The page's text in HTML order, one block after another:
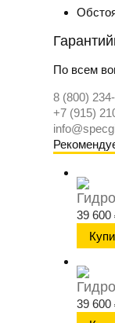
По всем
8 (800)
+7 (915)
39 600
39 600